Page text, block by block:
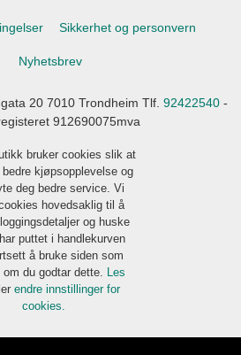
Sikkerhet og personvern
Nyhetsbrev
20 7010 Trondheim Tlf. 92422540-
912690075mva
bruker cookies slik at
kjøpsopplevelse og
deg bedre service. Vi
hovedsaklig til å
og huske
puttet i handlekurven
å bruke siden som
om du godtar dette. Les
endre innstillinger for
cookies.